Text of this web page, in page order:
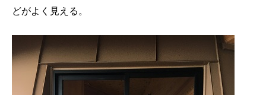
どがよく見える。